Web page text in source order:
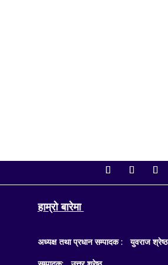
हाम्रो बारेमा
अध्यक्ष तथा प्रधान सम्पादक : युवराज श्रेष्ठ